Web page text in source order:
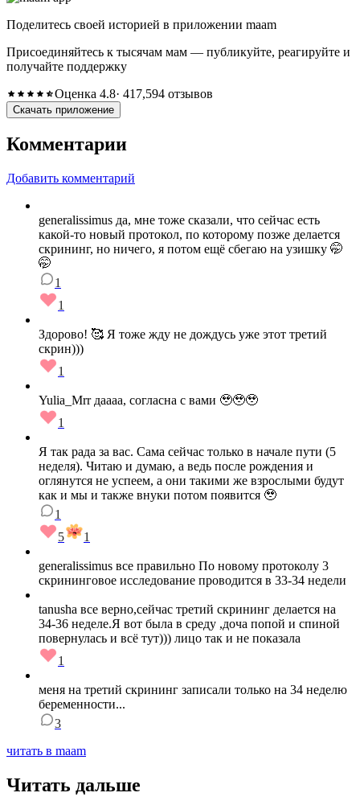
Поделитесь своей историей в приложении maam
Присоединяйтесь к тысячам мам — публикуйте, реагируйте и
получайте поддержку
Оценка 4.8· 417,594 отзывов
Скачать приложение
Комментарии
Добавить комментарий
generalissimus да, мне тоже сказали, что сейчас есть
какой-то новый протокол, по которому позже делается
скрининг, но ничего, я потом ещё сбегаю на узишку 🤭
🤭
1
1
Здорово! 🥰 Я тоже жду не дождусь уже этот третий
скрин)))
1
Yulia_Mrr даааа, согласна с вами 🥹🥹🥹
1
Я так рада за вас. Сама сейчас только в начале пути (5
неделя). Читаю и думаю, а ведь после рождения и
оглянутся не успеем, а они такими же взрослыми будут
как и мы и также внуки потом появится 🥹
1
5
1
generalissimus все правильно По новому протоколу 3
скрининговое исследование проводится в 33-34 недели
tanusha все верно,сейчас третий скрининг делается на
34-36 неделе.Я вот была в среду ,доча попой и спиной
повернулась и всё тут))) лицо так и не показала
1
меня на третий скрининг записали только на 34 неделю
беременности...
3
читать в maam
Читать дальше